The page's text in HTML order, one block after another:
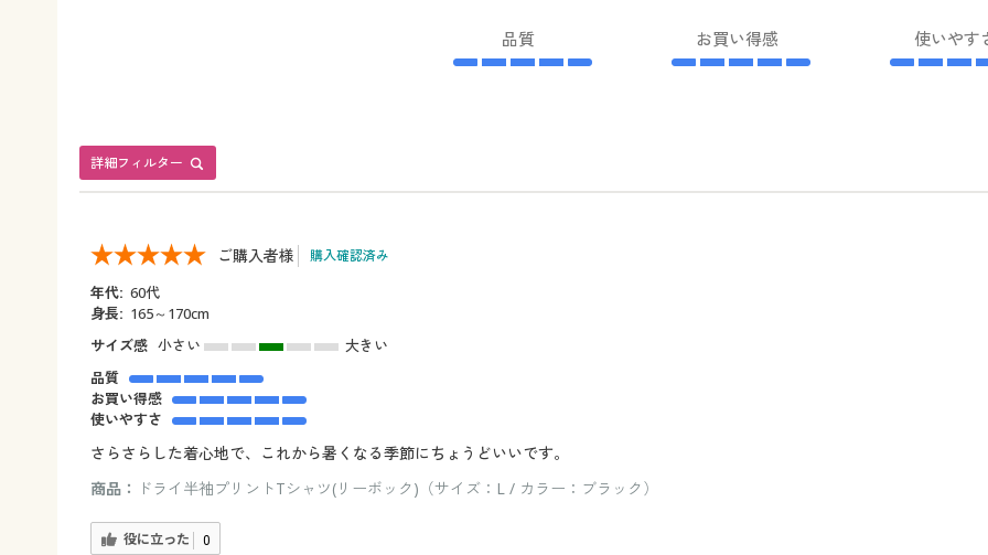
品質 お買い得感 使いや
詳細フィルター
ご購入者様 購入確認済み
年代: 60代
身長: 165～170cm
サイズ感 小さい
大きい
品質
お買い得感
使いやすさ
さらさらした着心地で、これから暑くなる季節にちょうどいいです。
商品：
ドライ半袖プリントTシャツ(リーボック)（サイズ：L / カラー：ブラック）
役に立った 0